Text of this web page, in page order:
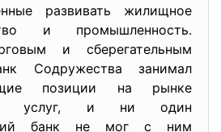
развивать жилищное
и промышленность.
и сберегательным
Содружества занимал
позиции на рынке
услуг, и ни один
банк не мог с ним